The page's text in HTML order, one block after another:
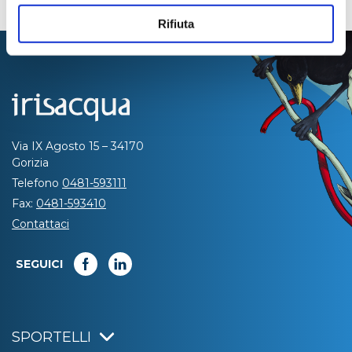
Rifiuta
Via IX Agosto 15 – 34170
Gorizia
Telefono 0481-593111
Fax: 0481-593410
Contattaci
SEGUICI
SPORTELLI